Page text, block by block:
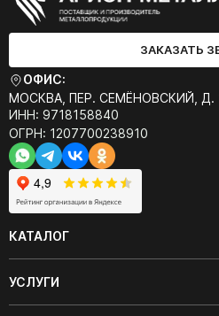
ЗАКАЗАТЬ
ОФИС:
МОСКВА, ПЕР. СЕМЁНОВСКИЙ, Д.
ИНН: 9718158840
ОГРН: 1207700238910
КАТАЛОГ
УСЛУГИ